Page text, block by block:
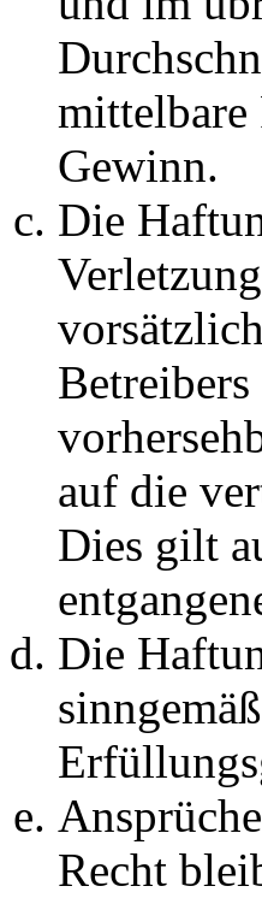
mittelbare
Gewinn.
Die
auf die
Dies gilt
Die
Recht